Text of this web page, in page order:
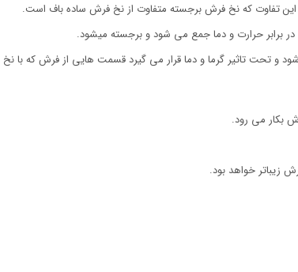
تفاوت که نخ فرش برجسته متفاوت از نخ فرش ساده باف است.
برابر حرارت و دما جمع می شود و برجسته میشود.
و تحت تاثیر گرما و دما قرار می گیرد قسمت هایی از فرش که با
بکار می رود.
زیباتر خواهد بود.